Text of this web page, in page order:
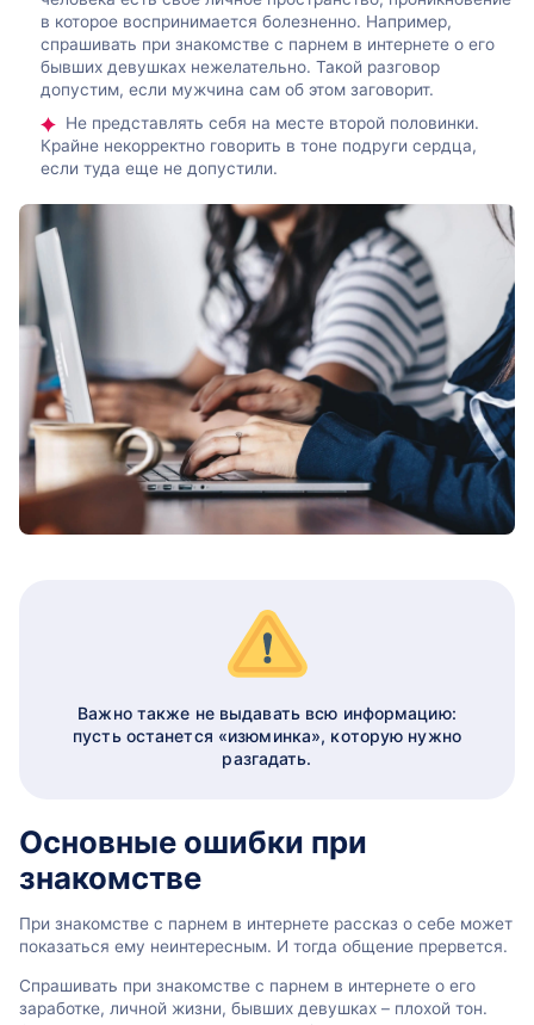
в которое воспринимается болезненно. Например,
спрашивать при знакомстве с парнем в интернете о его
бывших девушках нежелательно. Такой разговор
допустим, если мужчина сам об этом заговорит.
Не представлять себя на месте второй половинки.
Крайне некорректно говорить в тоне подруги сердца,
если туда еще не допустили.
Важно также не выдавать всю информацию:
пусть останется «изюминка», которую нужно
разгадать.
Основные ошибки при
знакомстве
При знакомстве с парнем в интернете рассказ о себе может
показаться ему неинтересным. И тогда общение прервется.
Спрашивать при знакомстве с парнем в интернете о его
заработке, личной жизни, бывших девушках – плохой тон.